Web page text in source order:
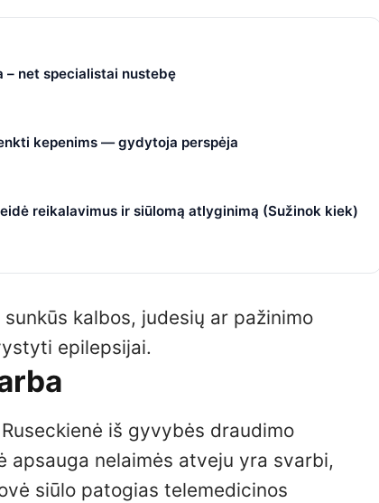
– net specialistai nustebę
kepenims — gydytoja perspėja
reikalavimus ir siūlomą atlyginimą (Sužinok kiek)
kalbos, judesių ar pažinimo
epilepsijai.
iš gyvybės draudimo
apsauga nelaimės atveju yra svarbi,
siūlo patogias telemedicinos